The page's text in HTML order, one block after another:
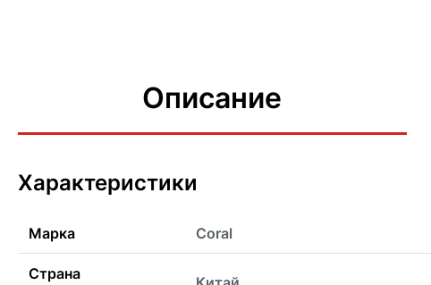
Описание
Характеристики
Марка Coral
Страна